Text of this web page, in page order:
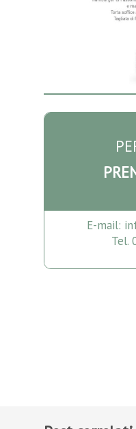
E-mail:
Tel.